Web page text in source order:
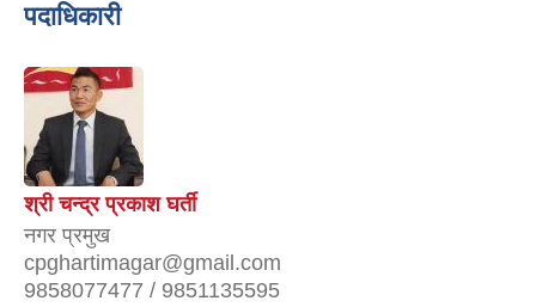
पदाधिकारी
श्री चन्द्र प्रकाश घर्ती
नगर प्रमुख
cpghartimagar@gmail.com
9858077477 / 9851135595